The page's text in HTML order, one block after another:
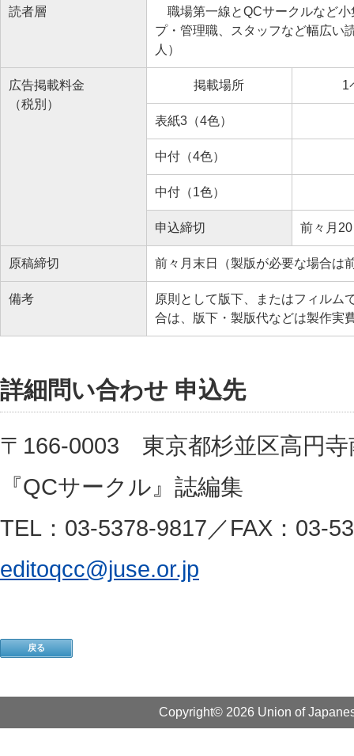
読者層
職場第一線とQCサークルなど
プ・管理職、スタッフなど幅広い
人）
広告掲載料金
（税別）
掲載場所 1
表紙3（4色）
中付（4色）
中付（1色）
申込締切 前々月
原稿締切 前々月末日（製版が必要な場合は
備考
原則として版下、またはフィルム
合は、版下・製版代などは製作実
詳細問い合わせ 申込先
〒166-0003 東京都杉並区高円寺
『QCサークル』誌編集
TEL：03-5378-9817／FAX：03-
editoqcc@juse.or.jp
戻る
Copyright© 2026 Union of